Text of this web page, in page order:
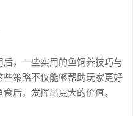
，一些实用的鱼饲养技巧与
策略不仅能够帮助玩家更好
后，发挥出更大的价值。